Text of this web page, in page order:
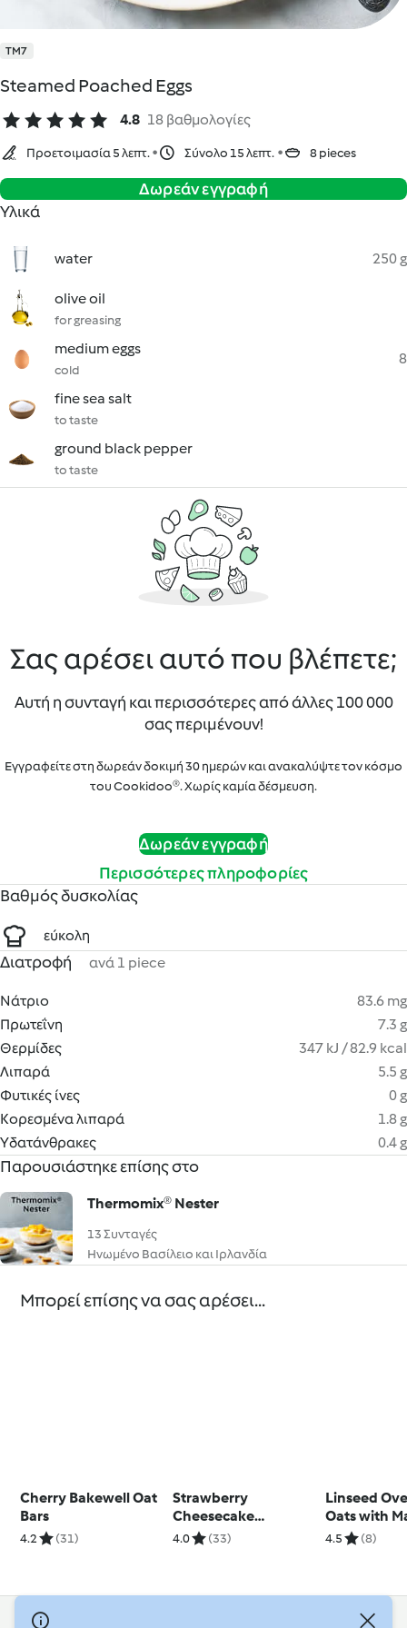
TM7
Steamed Poached Eggs
4.8 18 βαθμολογίες
Προετοιμασία 5 λεπτ. Σύνολο 15 λεπτ. 8 pieces
Δωρεάν εγγραφή
Υλικά
water 250 g
olive oil
for greasing
medium eggs
cold
8
fine sea salt
to taste
ground black pepper
to taste
Σας αρέσει αυτό που βλέπετε;
Αυτή η συνταγή και περισσότερες από άλλες 100 000
σας περιμένουν!
Εγγραφείτε στη δωρεάν δοκιμή 30 ημερών και ανακαλύψτε τον κόσμο
του Cookidoo®. Χωρίς καμία δέσμευση.
Δωρεάν εγγραφή
Περισσότερες πληροφορίες
Βαθμός δυσκολίας
εύκολη
Διατροφή ανά 1 piece
Νάτριο
83.6 mg
Πρωτεΐνη
7.3 g
Θερμίδες
347 kJ / 82.9 kcal
Λιπαρά
5.5 g
Φυτικές ίνες
0 g
Κορεσμένα λιπαρά
1.8 g
Υδατάνθρακες
0.4 g
Παρουσιάστηκε επίσης στο
Thermomix® Nester
13 Συνταγές
Ηνωμένο Βασίλειο και Ιρλανδία
Μπορεί επίσης να σας αρέσει...
Cherry Bakewell Oat
Bars
4.2 (31)
Strawberry
Cheesecake
Overnight Oats
4.0 (33)
Linseed
Oats with
Yoghurt
4.5 (8)